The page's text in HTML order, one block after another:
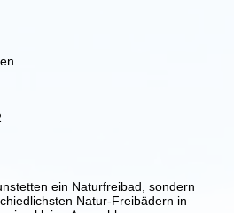
ein Naturfreibad, sondern
Natur-Freibädern in